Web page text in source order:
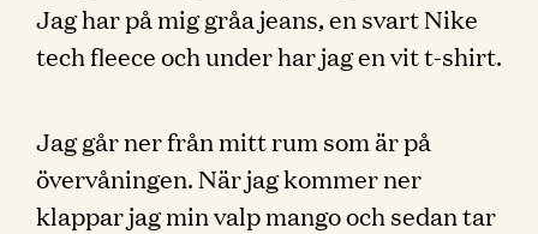
Jag har på mig gråa jeans, en svart Nike
tech fleece och under har jag en vit t-shirt.
Jag går ner från mitt rum som är på
övervåningen. När jag kommer ner
klappar jag min valp mango och sedan tar